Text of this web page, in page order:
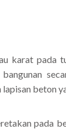
karat
beton
pada